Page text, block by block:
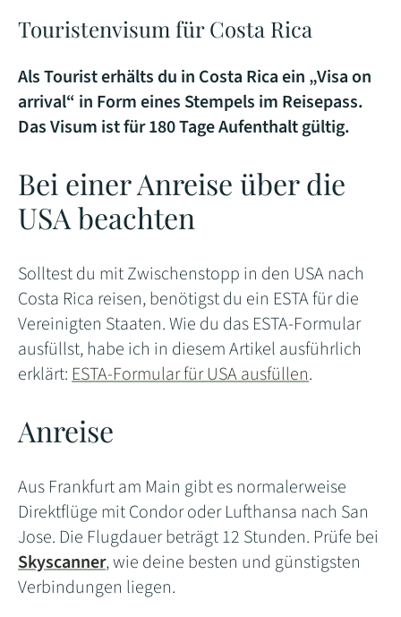
Touristenvisum für Costa Rica
Als Tourist erhälts du in Costa Rica ein „Visa on
arrival“ in Form eines Stempels im Reisepass.
Das Visum ist für 180 Tage Aufenthalt gültig.
Bei einer Anreise über die
USA beachten
Solltest du mit Zwischenstopp in den USA nach
Costa Rica reisen, benötigst du ein ESTA für die
Vereinigten Staaten. Wie du das ESTA-Formular
ausfüllst, habe ich in diesem Artikel ausführlich
erklärt:ESTA-Formular für USA ausfüllen.
Anreise
Aus Frankfurt am Main gibt es normalerweise
Direktflüge mit Condor oder Lufthansa nach San
Jose. Die Flugdauer beträgt 12 Stunden. Prüfe bei
Skyscanner, wie deine besten und günstigsten
Verbindungen liegen.